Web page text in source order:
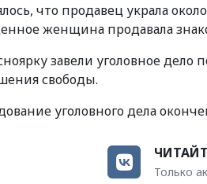
что продавец украла
женщина продавала
завели уголовное дело
свободы.
уголовного дела
Только